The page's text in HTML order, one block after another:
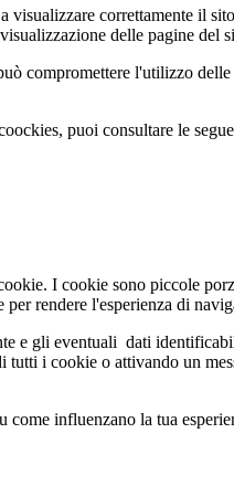
visualizzare correttamente il
delle pagine del
compromettere l'utilizzo
puoi consultare le
I cookie sono piccole
rendere l'esperienza di
e gli eventuali dati
i cookie o attivando un
influenzano la tua